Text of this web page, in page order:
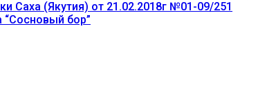
Саха (Якутия) от 21.02.2018г №01-09/251
“Сосновый бор”